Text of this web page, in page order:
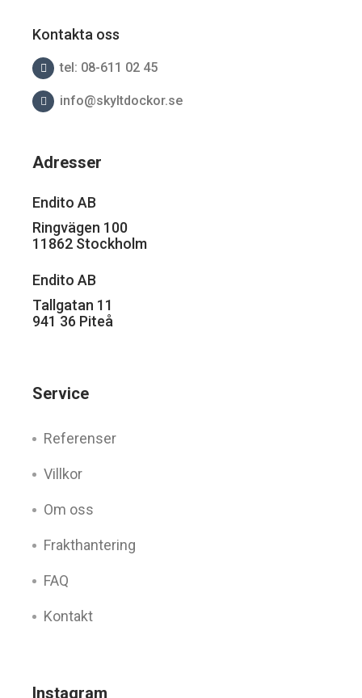
Kontakta oss
tel: 08-611 02 45
info@skyltdockor.se
Adresser
Endito AB
Ringvägen 100
11862 Stockholm
Endito AB
Tallgatan 11
941 36 Piteå
Service
Referenser
Villkor
Om oss
Frakthantering
FAQ
Kontakt
Instagram